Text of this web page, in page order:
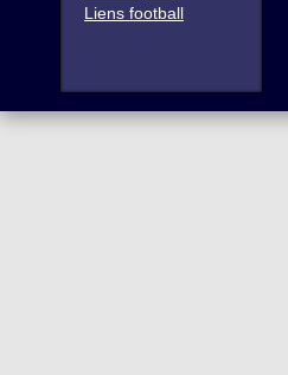
Liens football